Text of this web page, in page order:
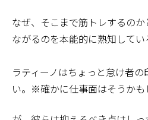
なぜ、そこまで筋トレするの
ながるのを本能的に熟知してい
ラティーノはちょっと怠け者
い。※確かに仕事面はそうかも